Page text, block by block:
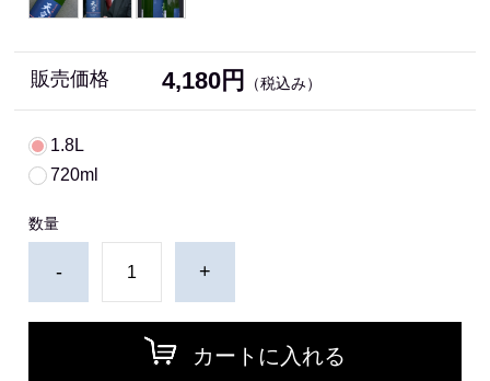
販売価格 4,180円 （税込み）
1.8L
720ml
数量
- +
カートに入れる